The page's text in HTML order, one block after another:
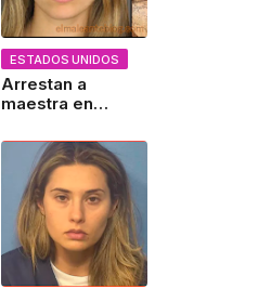
ESTADOS UNIDOS
Arrestan a
maestra en
enviar contenido
sexual a un
menor